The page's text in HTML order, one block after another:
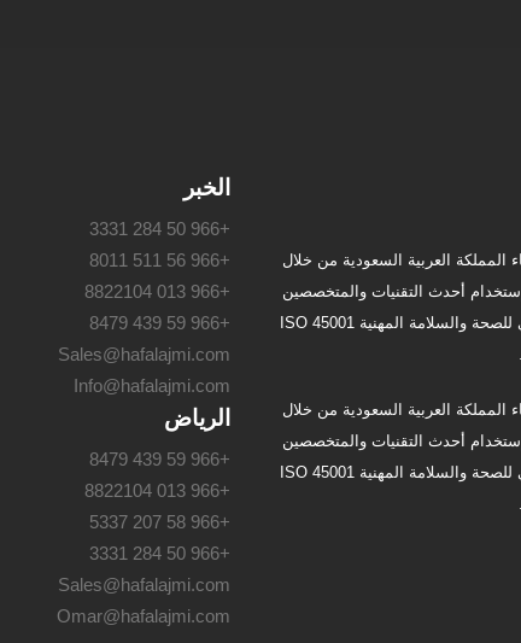
المملكة العربية السعودية من خلال
أحدث التقنيات والمتخصصين
المعتمدين والقوى العاملة ذات الخبرة بما يتوافق مع تطبيق المعيار الدولي للصحة والسلامة المهنية ISO 45001
المملكة العربية السعودية من خلال
أحدث التقنيات والمتخصصين
المعتمدين والقوى العاملة ذات الخبرة بما يتوافق مع تطبيق المعيار الدولي للصحة والسلامة المهنية ISO 45001
الخبر
+966 50 284 3331
+966 56 511 8011
+966 013 8822104
+966 59 439 8479
Sales@hafalajmi.com
Info@hafalajmi.com
الرياض
+966 59 439 8479
+966 013 8822104
+966 58 207 5337
+966 50 284 3331
Sales@hafalajmi.com
Omar@hafalajmi.com